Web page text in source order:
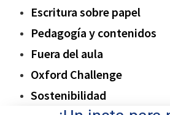
Escritura sobre papel
Pedagogía y contenidos
Fuera del aula
Oxford Challenge
Sostenibilidad